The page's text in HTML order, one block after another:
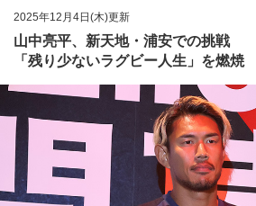
2025年12月4日(木)更新
山中亮平、新天地・浦安での挑戦
「残り少ないラグビー人生」を燃焼